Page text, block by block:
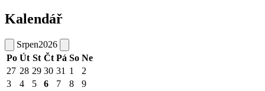
Kalendář
Srpen2026
Po Út St Čt Pá So Ne
27 28 29 30 31 1
2
3
4 5 6 7 8
9